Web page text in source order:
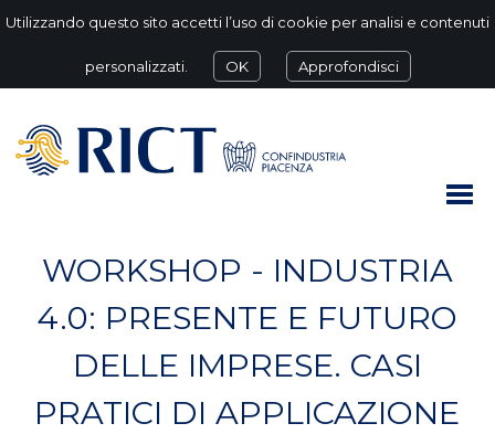
Utilizzando questo sito accetti l’uso di cookie per analisi e contenuti
personalizzati. OK Approfondisci
WORKSHOP - INDUSTRIA
4.0: PRESENTE E FUTURO
DELLE IMPRESE. CASI
PRATICI DI APPLICAZIONE